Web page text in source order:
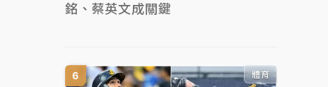
銘、蔡英文成關鍵
體育